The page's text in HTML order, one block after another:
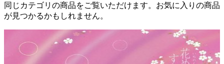
同じカテゴリの商品をご覧いただけます。お気に入りの商品
が見つかるかもしれません。